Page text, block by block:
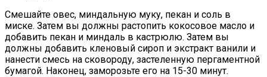
Смешайте овес, миндальную муку, пекан и соль в
миске. Затем вы должны растопить кокосовое масло и
добавить пекан и миндаль в кастрюлю. Затем вы
должны добавить кленовый сироп и экстракт ванили и
нанести смесь на сковороду, застеленную пергаментной
бумагой. Наконец, заморозьте его на 15-30 минут.